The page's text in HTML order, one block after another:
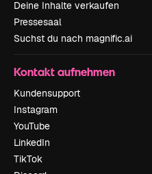
Deine Inhalte verkaufen
Pressesaal
Suchst du nach magnific.ai
Kontakt aufnehmen
Kundensupport
Instagram
YouTube
LinkedIn
TikTok